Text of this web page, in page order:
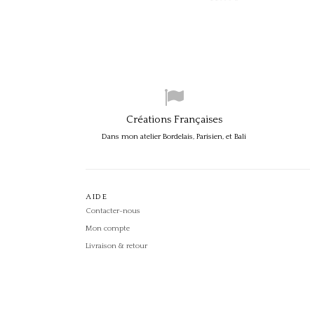
Créations Françaises
Dans mon atelier Bordelais, Parisien, et Bali
AIDE
Contacter-nous
Mon compte
Livraison & retour